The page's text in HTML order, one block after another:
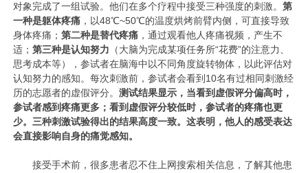
对象完成了一组试验。他们在多个疗程中接受三种强度的刺激。第
一种是躯体疼痛 ，以48℃~50℃的温度烘烤前臂内侧，可直接导致
身体疼痛；第二种是替代疼痛 ，通过观看他人疼痛视频，产生不
适；第三种是认知努力 （大脑为完成某项任务所“花费”的注意力、
思考成本等），参试者在脑海中以不同角度旋转物体，以此评估对
认知努力的感知。每次刺激前，参试者会看到10名有过相同刺激经
历的志愿者的虚假评分。测试结果显示，当看到虚假评分偏高时，
参试者感到疼痛更多；看到虚假评分较低时，参试者的疼痛也更
少。三种刺激试验得出的结果高度一致。这表明，他人的感受表达
会直接影响自身的痛觉感知。
接受手术前，很多患者忍不住上网搜索相关信息，了解其他患